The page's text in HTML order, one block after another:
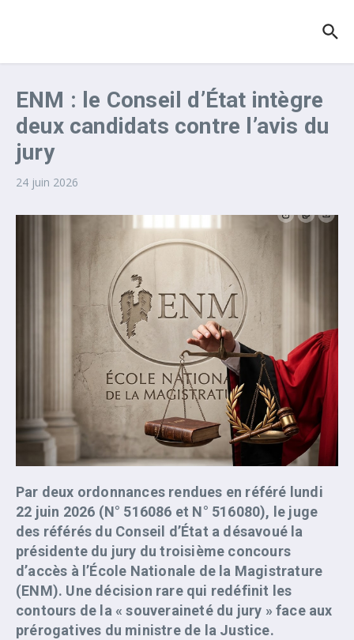
ENM : le Conseil d’État intègre
deux candidats contre l’avis du
jury
24 juin 2026
Par deux ordonnances rendues en référé lundi
22 juin 2026 (N° 516086 et N° 516080), le juge
des référés du Conseil d’État a désavoué la
présidente du jury du troisième concours
d’accès à l’École Nationale de la Magistrature
(ENM). Une décision rare qui redéfinit les
contours de la « souveraineté du jury » face aux
prérogatives du ministre de la Justice.